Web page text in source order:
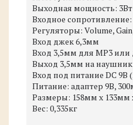
Выходная мощность:
Входное
Регуляторы: Volume,
Вход джек 6,3мм
Вход 3,5мм для MP3 или
Выход 3,5мм на
Вход под питание DC 9В
Питание: адаптер 9В,
Размеры: 158мм х 133мм
Вес: 0,335кг